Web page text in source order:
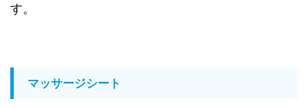
す。
マッサージシート